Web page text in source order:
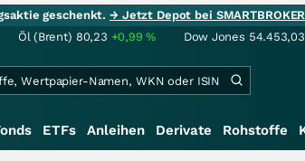
geschenkt.→ Jetzt Depot bei
Öl (Brent) 80,23 +0,99% Dow Jones 54.453,03
ETFs Anleihen Derivate Rohstoffe